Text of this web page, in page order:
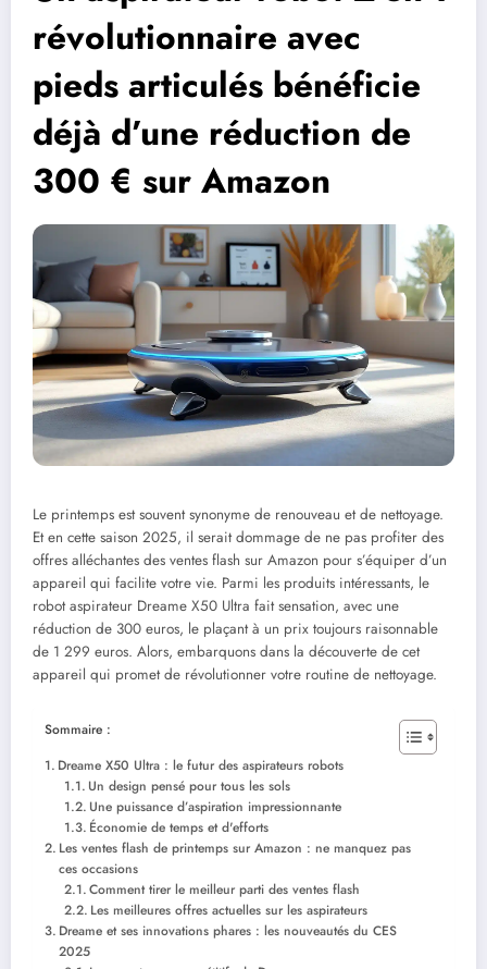
révolutionnaire avec
pieds articulés bénéficie
déjà d’une réduction de
300 € sur Amazon
Le printemps est souvent synonyme de renouveau et de nettoyage.
Et en cette saison 2025, il serait dommage de ne pas profiter des
offres alléchantes des ventes flash sur Amazon pour s’équiper d’un
appareil qui facilite votre vie. Parmi les produits intéressants, le
robot aspirateur Dreame X50 Ultra fait sensation, avec une
réduction de 300 euros, le plaçant à un prix toujours raisonnable
de 1 299 euros. Alors, embarquons dans la découverte de cet
appareil qui promet de révolutionner votre routine de nettoyage.
Sommaire :
Dreame X50 Ultra : le futur des aspirateurs robots
Un design pensé pour tous les sols
Une puissance d’aspiration impressionnante
Économie de temps et d'efforts
Les ventes flash de printemps sur Amazon : ne manquez pas
ces occasions
Comment tirer le meilleur parti des ventes flash
Les meilleures offres actuelles sur les aspirateurs
Dreame et ses innovations phares : les nouveautés du CES
2025